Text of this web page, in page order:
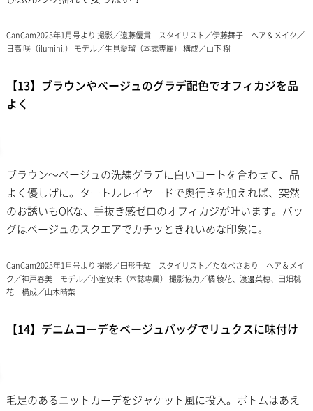
CanCam2025年1月号より 撮影／遠藤優貴 スタイリスト／伊藤舞子 ヘア＆メイク／
日高 咲（ilumini.） モデル／生見愛瑠（本誌専属） 構成／山下 樹
【13】ブラウンやベージュのグラデ配色でオフィカジを品
よく
ブラウン〜ベージュの洗練グラデに白いコートを合わせて、品
よく優しげに。タートルレイヤードで奥行きを加えれば、突然
のお誘いもOKな、手抜き感ゼロのオフィカジが叶います。バッ
グはベージュのスクエアでカチッときれいめな印象に。
CanCam2025年1月号より 撮影／田形千紘 スタイリスト／たなべさおり ヘア＆メイ
ク／神戸春美 モデル／小室安未（本誌専属） 撮影協力／橘 綾花、渡邉菜穂、田畑桃
花 構成／山木晴菜
【14】デニムコーデをベージュバッグでリュクスに味付け
毛足のあるニットカーデをジャケット風に投入。ボトムはあえ